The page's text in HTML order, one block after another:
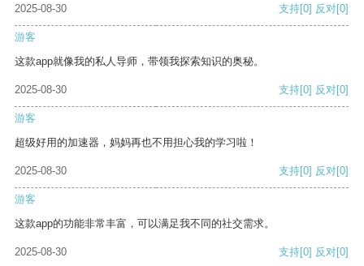
2025-08-30 支持[0] 反对[0]
游客
这款app就像我的私人导师，带领我探索知识的奥秘。
2025-08-30 支持[0] 反对[0]
游客
超级好用的加速器，妈妈再也不用担心我的学习啦！
2025-08-30 支持[0] 反对[0]
游客
这款app的功能非常丰富，可以满足我不同的社交需求。
2025-08-30 支持[0] 反对[0]